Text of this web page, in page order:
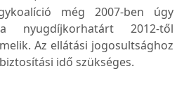
még 2007-ben úgy
nyugdíjkorhatárt 2012-től
Az ellátási jogosultsághoz
idő szükséges.